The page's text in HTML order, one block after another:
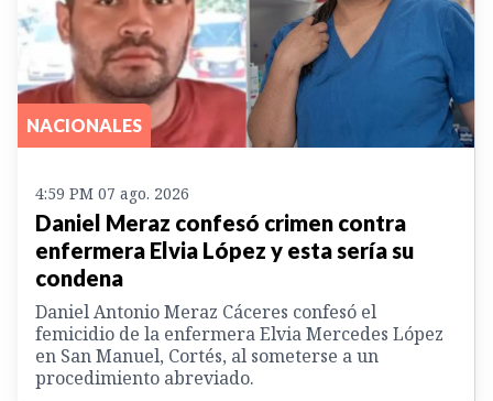
NACIONALES
4:59 PM 07 ago. 2026
Daniel Meraz confesó crimen contra
enfermera Elvia López y esta sería su
condena
Daniel Antonio Meraz Cáceres confesó el
femicidio de la enfermera Elvia Mercedes López
en San Manuel, Cortés, al someterse a un
procedimiento abreviado.